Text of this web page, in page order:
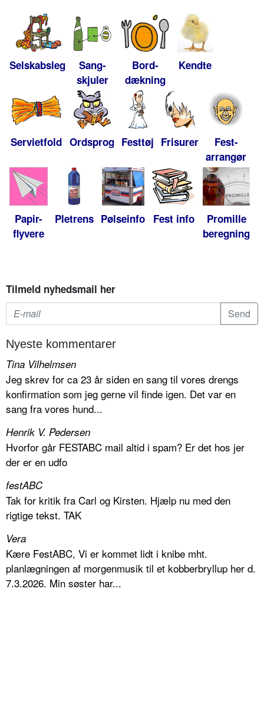
Selskabsleg
Sang-
skjuler
Bord-
dækning
Kendte
Servietfold Ordsprog Festtøj Frisurer
Fest-
arrangør
Papir-
flyvere
Pletrens Pølseinfo Fest info
Promille
beregning
Tilmeld nyhedsmail her
Nyeste kommentarer
Tina Vilhelmsen
Jeg skrev for ca 23 år siden en sang til vores drengs
konfirmation som jeg gerne vil finde igen. Det var en
sang fra vores hund...
Henrik V. Pedersen
Hvorfor går FESTABC mail altid i spam? Er det hos jer
der er en udfo
festABC
Tak for kritik fra Carl og Kirsten. Hjælp nu med den
rigtige tekst. TAK
Vera
Kære FestABC, Vi er kommet lidt i knibe mht.
planlægningen af morgenmusik til et kobberbryllup her d.
7.3.2026. Min søster har...